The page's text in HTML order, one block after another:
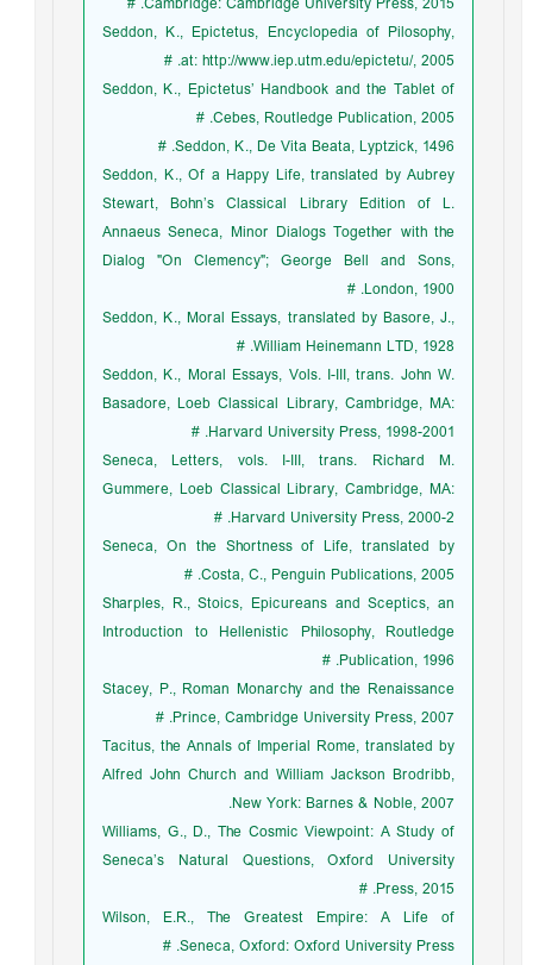
Seddon, K., Epictetus, Encyclopedia of Pilosophy,
at: http://www.iep.utm.edu/epictetu/, 2005. #
Seddon, K., Epictetus’ Handbook and the Tablet of
Cebes, Routledge Publication, 2005. #
Seddon, K., De Vita Beata, Lyptzick, 1496. #
Seddon, K., Of a Happy Life, translated by Aubrey
Stewart, Bohn’s Classical Library Edition of L.
Annaeus Seneca, Minor Dialogs Together with the
Dialog "On Clemency"; George Bell and Sons,
London, 1900. #
Seddon, K., Moral Essays, translated by Basore, J.,
William Heinemann LTD, 1928. #
Seddon, K., Moral Essays, Vols. I-III, trans. John W.
Basadore, Loeb Classical Library, Cambridge, MA:
Harvard University Press, 1998-2001. #
Seneca, Letters, vols. I-III, trans. Richard M.
Gummere, Loeb Classical Library, Cambridge, MA:
Harvard University Press, 2000-2. #
Seneca, On the Shortness of Life, translated by
Costa, C., Penguin Publications, 2005. #
Sharples, R., Stoics, Epicureans and Sceptics, an
Introduction to Hellenistic Philosophy, Routledge
Publication, 1996. #
Stacey, P., Roman Monarchy and the Renaissance
Prince, Cambridge University Press, 2007. #
Tacitus, the Annals of Imperial Rome, translated by
Alfred John Church and William Jackson Brodribb,
New York: Barnes & Noble, 2007.
Williams, G., D., The Cosmic Viewpoint: A Study of
Seneca’s Natural Questions, Oxford University
Press, 2015. #
Wilson, E.R., The Greatest Empire: A Life of
Seneca, Oxford: Oxford University Press. #